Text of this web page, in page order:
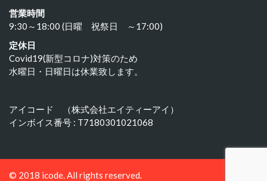
営業時間
9:30～18:00 (日曜 祝祭日 ～17:00)
定休日
Covid19(新型コロナ)対策のため
水曜日・日曜日は休業致します。
アイコード （株式会社エイティーアイ）
インボイス番号 : T7180301021068
© 2018 icode. All rights reserved.